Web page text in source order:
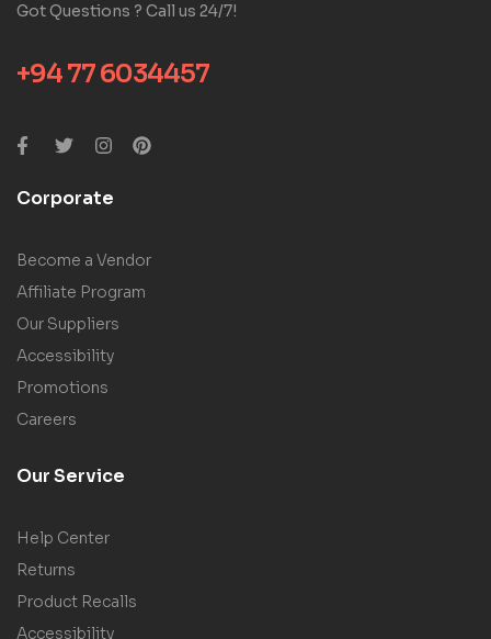
Got Questions ? Call us 24/7!
+94 77 6034457
Corporate
Become a Vendor
Affiliate Program
Our Suppliers
Accessibility
Promotions
Careers
Our Service
Help Center
Returns
Product Recalls
Accessibility